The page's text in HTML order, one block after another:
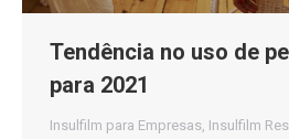
Tendência no uso de
para 2021
Insulfilm para Empresas, Insulfilm